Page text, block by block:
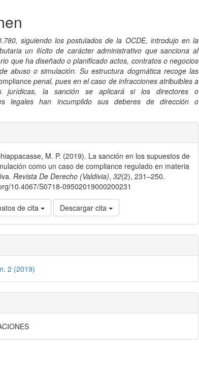
siguiendo los postulados de la OCDE, introdujo en la
un ilícito de carácter administrativo que sanciona al
que ha diseñado o pla­nificado actos, contratos o negocios
abuso o simulación. Su estructura dogmática recoge las
penal, pues en el caso de infracciones atribuibles a
jurídicas, la sanción se aplicará si los directores o
legales han incumplido sus deberes de dirección o
M. P. (2019). La sanción en los supuestos de
como un caso de compliance regulado en materia
Revista De Derecho (Valdivia),32(2), 231–250.
10.4067/S0718-09502019000200231
de cita Descargar cita
2 (2019)